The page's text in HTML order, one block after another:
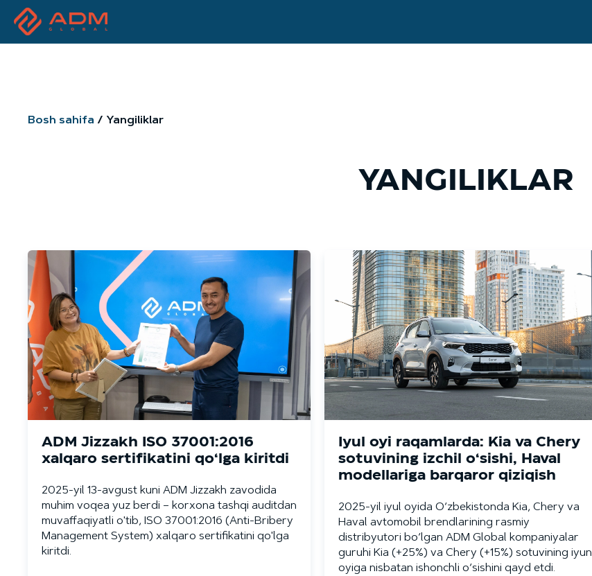
Bosh sahifa Yangiliklar
YANGILIKLAR
ADM Jizzakh ISO 37001:2016
xalqaro sertifikatini qo‘lga kiritdi
2025-yil 13-avgust kuni ADM Jizzakh zavodida
muhim voqea yuz berdi – korxona tashqi auditdan
muvaffaqiyatli o'tib, ISO 37001:2016 (Anti-Bribery
Management System) xalqaro sertifikatini qo'lga
kiritdi.
Iyul oyi raqamlarda: Kia va Chery
sotuvining izchil o‘sishi, Haval
modellariga barqaror qiziqish
2025-yil iyul oyida O‘zbekistonda Kia, Chery va
Haval avtomobil brendlarining rasmiy
distribyutori bo‘lgan ADM Global kompaniyalar
guruhi Kia (+25%) va Chery (+15%) sotuvining iyun
oyiga nisbatan ishonchli o‘sishini qayd etdi.